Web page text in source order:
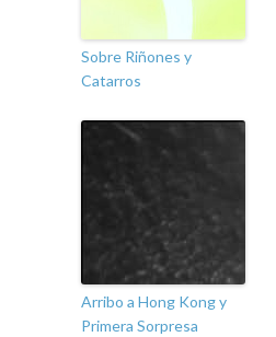
Sobre Riñones y
Catarros
Arribo a Hong Kong y
Primera Sorpresa